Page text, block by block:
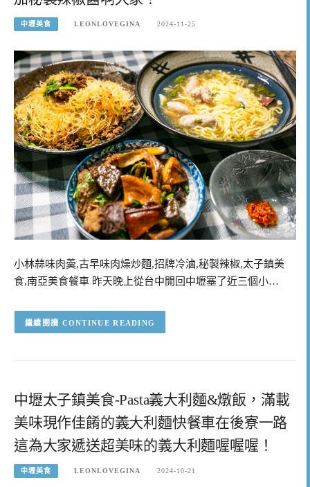
中壢美食 LEONLOVEGINA 2024-11-25
小林蒜味肉羮,古早味肉燥炒麵,招牌冷滷,秘製辣椒,太子鎮美
食,南亞美食餐車 昨天晚上從台中開回中壢塞了近三個小…
CONTINUE READING
中壢太子鎮美食-Pasta義大利麵&燉飯，滿載
美味現作佳餚的義大利麵快餐車在後寮一路
這為大家遞送超美味的義大利麵喔喔喔！
中壢美食 LEONLOVEGINA 2024-10-21